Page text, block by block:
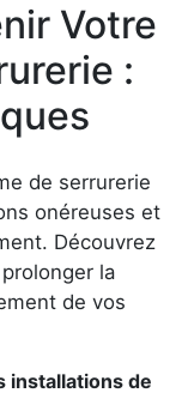
Votre
:
de serrurerie
onéreuses et
Découvrez
la
de vos
installations de